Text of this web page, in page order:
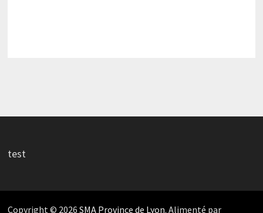
test
Copyright © 2026 SMA Province de Lyon. Alimenté par